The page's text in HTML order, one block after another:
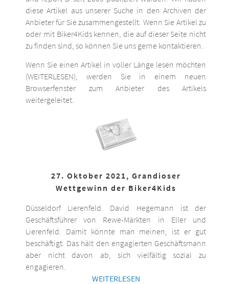
diese Artikel aus unserer Suche in den Archiven der
Anbieter für Sie zusammengestellt. Wenn Sie Artikel zu
oder mit Biker4Kids kennen, die auf dieser Seite nicht
zu finden sind, so können Sie uns gerne kontaktieren.
Wenn Sie einen Artikel in voller Länge lesen möchten
(WEITERLESEN), werden Sie in einem neuen
Browserfenster zum Anbieter des Artikels
weitergeleitet.
27. Oktober 2021, Grandioser
Wettgewinn der Biker4Kids
Düsseldorf Lierenfeld. David Hegemann ist der
Geschäftsführer von Rewe-Märkten in Eller und
Lierenfeld. Damit könnte man meinen, ist er gut
beschäftigt. Das hält den engagierten Geschäftsmann
aber nicht davon ab, sich vielfältig sozial zu
engagieren.
WEITERLESEN